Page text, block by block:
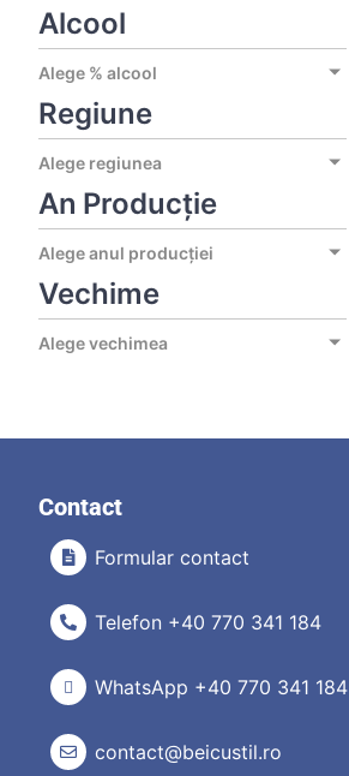
Alcool
Alege % alcool
Regiune
Alege regiunea
An Producție
Alege anul producției
Vechime
Alege vechimea
Contact
Formular contact
Telefon +40 770 341 184
WhatsApp +40 770 341 184
contact@beicustil.ro